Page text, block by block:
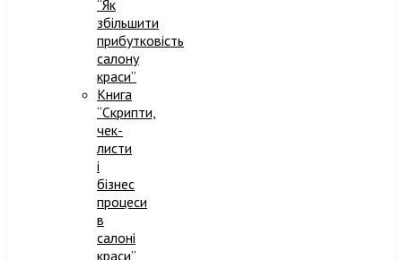
“Як
збільшити
прибутковість
салону
краси”
Книга
“Скрипти,
чек-
листи
і
бізнес
процеси
в
салоні
краси”